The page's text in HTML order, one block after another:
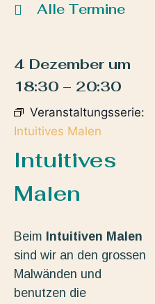
Alle Termine
4 Dezember um
18:30 – 20:30
Veranstaltungsserie:
Intuitives Malen
Intuitives
Malen
Beim Intuitiven Malen
sind wir an den grossen
Malwänden und
benutzen die